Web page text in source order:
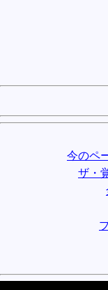
今のペ
ザ・